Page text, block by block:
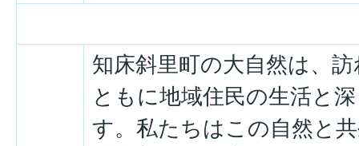
知床斜里町の大自然は、
ともに地域住民の生活と
す。私たちはこの自然と